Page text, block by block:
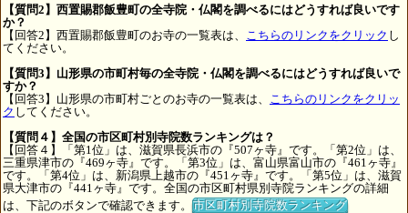
【質問2】西置賜郡飯豊町の全寺院・仏閣を調べるにはどうすれば良いです
か？
【回答2】西置賜郡飯豊町のお寺の一覧表は、
こちらのリンクをクリック し
てください。
【質問3】山形県の市町村毎の全寺院・仏閣を調べるにはどうすれば良いで
すか？
【回答3】山形県の市町村ごとのお寺の一覧表は、
こちらのリンクをクリッ
ク してください。
【質問４】全国の市区町村別寺院数ランキングは？
【回答４】「第1位」は、滋賀県長浜市の『507ヶ寺』です。「第2位」は、
三重県津市の『469ヶ寺』です。「第3位」は、富山県富山市の『461ヶ寺』
です。「第4位」は、新潟県上越市の『451ヶ寺』です。「第5位」は、滋賀
県大津市の『441ヶ寺』です。全国の市区町村県別寺院ランキングの詳細
は、下記のボタンで確認できます。市区町村別寺院数ランキング